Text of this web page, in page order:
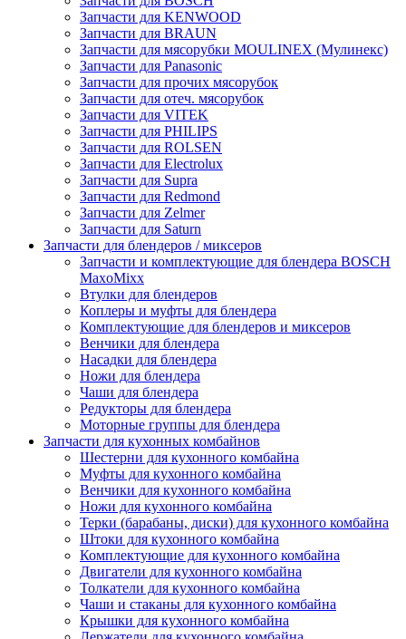
Запчасти для KENWOOD
Запчасти для BRAUN
Запчасти для мясорубки MOULINEX (Мулинекс)
Запчасти для Panasonic
Запчасти для прочих мясорубок
Запчасти для отеч. мясорубок
Запчасти для VITEK
Запчасти для PHILIPS
Запчасти для ROLSEN
Запчасти для Electrolux
Запчасти для Supra
Запчасти для Redmond
Запчасти для Zelmer
Запчасти для Saturn
Запчасти для блендеров / миксеров
Запчасти и комплектующие для блендера BOSCH
MaxoMixx
Втулки для блендеров
Коплеры и муфты для блендера
Комплектующие для блендеров и миксеров
Венчики для блендера
Насадки для блендера
Ножи для блендера
Чаши для блендера
Редукторы для блендера
Моторные группы для блендера
Запчасти для кухонных комбайнов
Шестерни для кухонного комбайна
Муфты для кухонного комбайна
Венчики для кухонного комбайна
Ножи для кухонного комбайна
Терки (барабаны, диски) для кухонного комбайна
Штоки для кухонного комбайна
Комплектующие для кухонного комбайна
Двигатели для кухонного комбайна
Толкатели для кухонного комбайна
Чаши и стаканы для кухонного комбайна
Крышки для кухонного комбайна